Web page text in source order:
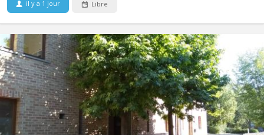
il y a 1 jour Libre
KV 709
Plusieurs chambres seront disponibles dans différentes maisons
partagées par 4 ou 6 étudiants à partir du 12/09/2026. Les
maisons pour 4 étudiants comprennent une cuisine équipée
commune, un accès à une terrasse et un jardin privatif. Au
premier étage, il y a deux chambres et une salle de bain,...